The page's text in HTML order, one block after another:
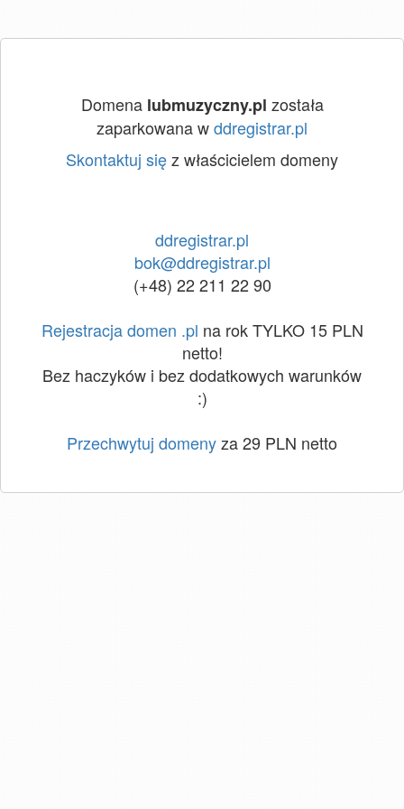
Domena lubmuzyczny.pl została
zaparkowana wddregistrar.pl
Skontaktuj sięz właścicielem domeny
ddregistrar.pl
bok@ddregistrar.pl
(+48) 22 211 22 90
Rejestracja domen .pl na rok TYLKO 15 PLN
netto!
Bez haczyków i bez dodatkowych warunków
:)
Przechwytuj domenyza 29 PLN netto